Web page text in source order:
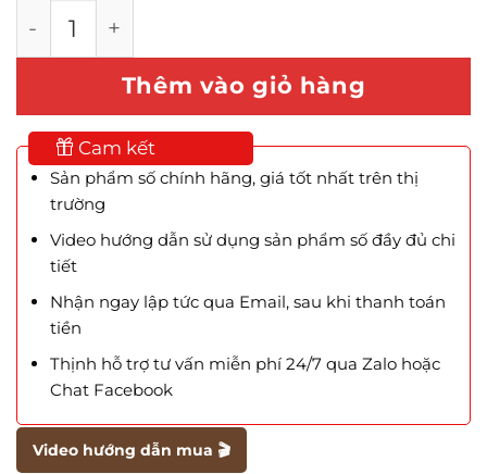
Theme Newspaper - News WooCommerce
Thêm vào giỏ hàng
Cam kết
Sản phẩm số chính hãng, giá tốt nhất trên thị
trường
Video hướng dẫn sử dụng sản phẩm số đầy đủ chi
tiết
Nhận ngay lập tức qua Email, sau khi thanh toán
tiền
Thịnh hỗ trợ tư vấn miễn phí 24/7 qua Zalo hoặc
Chat Facebook
Video hướng dẫn mua 🎬